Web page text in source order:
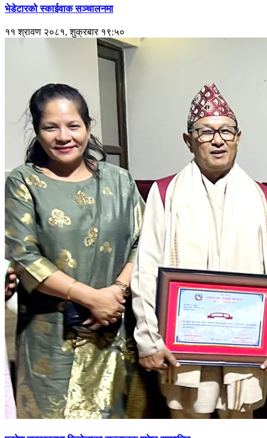
भेडेटारको स्काईवाक सञ्चालनमा
११ श्रावण २०८१, शुक्रबार १९:५०